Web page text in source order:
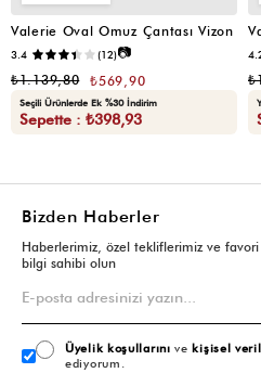
Valerie Oval Omuz Çantası Vizon
3.4 (12)📷
₺569,90
₺1.139,80
Seçili Ürünlerde Ek %30 İndirim
Sepette : ₺398,93
Bizden Haberler
Haberlerimiz, özel tekliflerimiz ve
bilgi sahibi olun
Üyelik koşullarını vekişisel
ediyorum.